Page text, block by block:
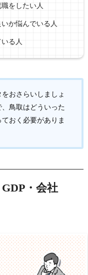
をしたい人
か悩んでいる人
る人
おさらいしましょ
鳥取はどういった
おく必要がありま
・会社